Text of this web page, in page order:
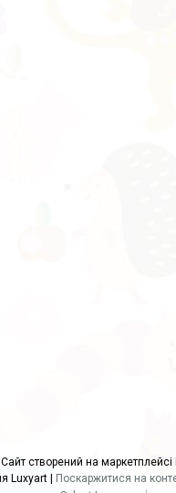
Сайт створений на маркетплейсі
Поскаржитися на